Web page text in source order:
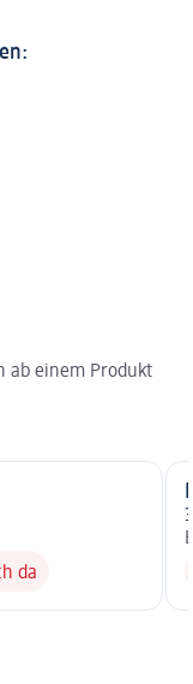
ab einem Produkt
da